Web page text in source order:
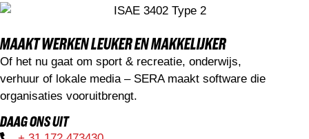
MAAKT WERKEN LEUKER EN MAKKELIJKER
Of het nu gaat om sport & recreatie, onderwijs,
verhuur of lokale media – SERA maakt software die
organisaties vooruitbrengt.
DAAG ONS UIT